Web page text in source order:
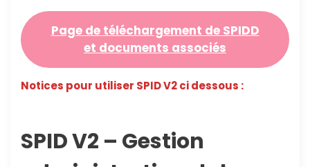
Page de téléchargement de SPIDD
et documents associés
Notices pour utiliser SPID V2 ci dessous :
SPID V2 – Gestion